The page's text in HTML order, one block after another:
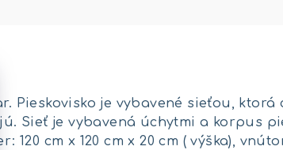
Pieskovisko je vybavené sieťou,
Sieť je vybavená úchytmi a korpus
120 cm x 120 cm x 20 cm ( výška),